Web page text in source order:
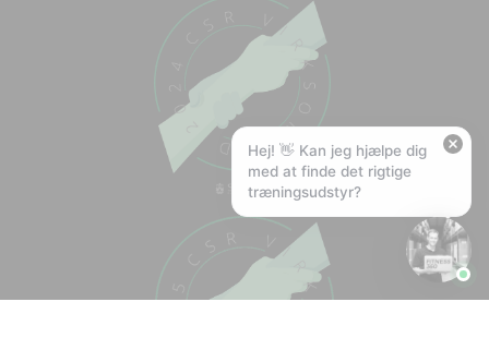
Hej! 👋 Kan jeg hjælpe dig
med at finde det rigtige
træningsudstyr?
Hvad koster fragt, og hvor hurtigt leverer I?
Kan I lave et tilbud?